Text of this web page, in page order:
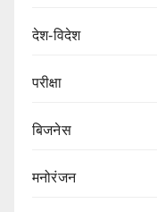
देश-विदेश
परीक्षा
बिजनेस
मनोरंजन